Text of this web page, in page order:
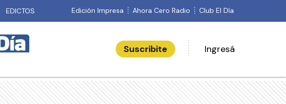
EDICTOS Edición Impresa Ahora Cero Radio Club El Día
Suscribite Ingresá